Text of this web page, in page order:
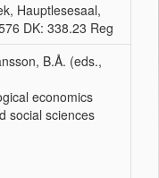
Hauptlesesaal,
DK: 338.23 Reg
B.Å. (eds.,
economics
social sciences